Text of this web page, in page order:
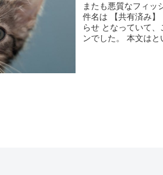
またも悪質なフィッ
件名は 【共有済み
らせ となっていて
ンでした。 本文はと